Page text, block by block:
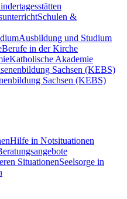
Schulen &
Ausbildung und Studium
Berufe in der Kirche
Katholische Akademie
Sachsen (KEBS)
Hilfe in Notsituationen
Seelsorge in